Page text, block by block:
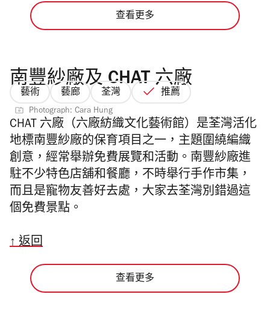
查看更多
南豐紗廠及 CHAT 六廠
藝術 藝廊 荃灣 推薦
Photograph: Cara Hung
CHAT 六廠（六廠紡織文化藝術館）是荃灣活化
地標南豐紗廠的保育項目之一， 主題圍繞編織
創意，經常舉辦免費展覽和活動。南豐紗廠進
駐不少特色店舖和餐廳，不時舉行手作市集，
而且是寵物友善好去處，大家去荃灣別錯過這
個免費景點。
↑ 返回
查看更多